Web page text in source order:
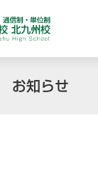
お知らせ